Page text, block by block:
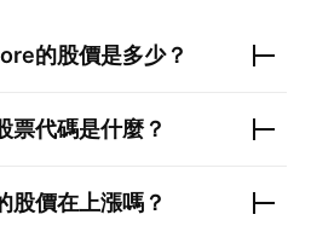
的股價是多少？
票代碼是什麼？
股價在上漲嗎？